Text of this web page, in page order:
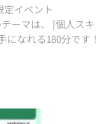
定イベント
テーマは、 [個人スキ
になれる180分です！